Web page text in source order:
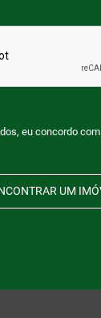
eu concordo
UM